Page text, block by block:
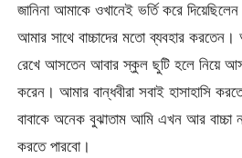
জানিনা আমাকে ওখানেই ভর্তি করে
আমার সাথে বাচ্চাদের মতো ব্যবহার
রেখে আসতেন আবার স্কুল ছুটি হলে নিয়ে
করেন। আমার বান্ধবীরা সবাই হাসাহাসি
বাবাকে অনেক বুঝাতাম আমি এখন আর
করতে পারবো।